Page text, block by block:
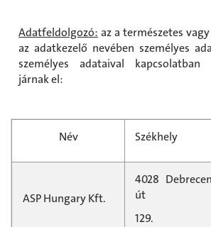
Adatfeldolgozó: az a természetes
az adatkezelő nevében személyes
személyes adataival kapcsolatban
járnak el:
Név Székhely
ASP Hungary Kft.
4028
út
129.